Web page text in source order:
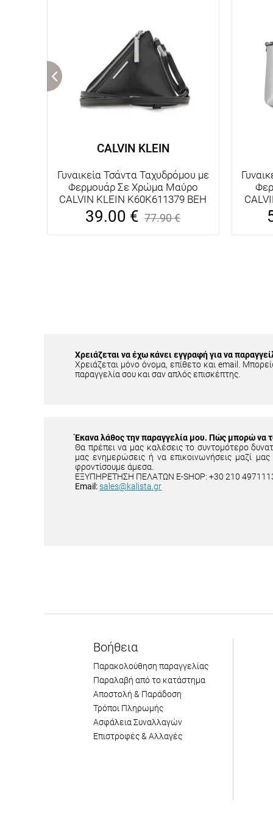
CALVIN KLEIN
Γυναικεία Τσάντα Ταχυδρόμου με
Φερμουάρ Σε Χρώμα Μαύρο
CALVIN KLEIN K60K611379 BEH
39.00 € 77.90€
Χρειάζεται να έχω κάνει εγγραφή για να
Χρειάζεται μόνο όνομα, επίθετο και email.
παραγγελία σου και σαν απλός επισκέπτης.
Έκανα λάθος την παραγγελία μου. Πώς μπορώ να
Θα πρέπει να μας καλέσεις το συντομότερο
μας ενημερώσεις ή να επικοινωνήσεις μαζί
φροντίσουμε άμεσα.
ΕΞΥΠΗΡΕΤΗΣΗ ΠΕΛΑΤΩΝ E-SHOP: +30 210
Email: sales@kalista.gr
Βοήθεια
Παρακολούθηση παραγγελίας
Παραλαβή από το κατάστημα
Αποστολή & Παράδοση
Τρόποι Πληρωμής
Ασφάλεια Συναλλαγών
Επιστροφές & Αλλαγές